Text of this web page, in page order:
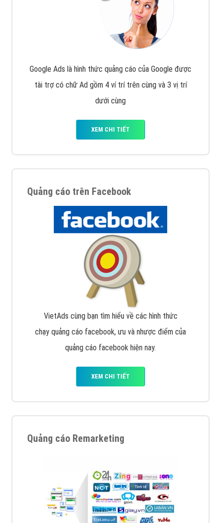
Google Ads là hình thức quảng cáo của Google được
tài trợ có chữ Ad gồm 4 ví trí trên cùng và 3 vị trí
dưới cùng
XEM CHI TIẾT
Quảng cáo trên Facebook
VietAds cùng bạn tìm hiểu về các hình thức
chạy quảng cáo facebook, ưu và nhược điểm của
quảng cáo facebook hiện nay.
XEM CHI TIẾT
Quảng cáo Remarketing